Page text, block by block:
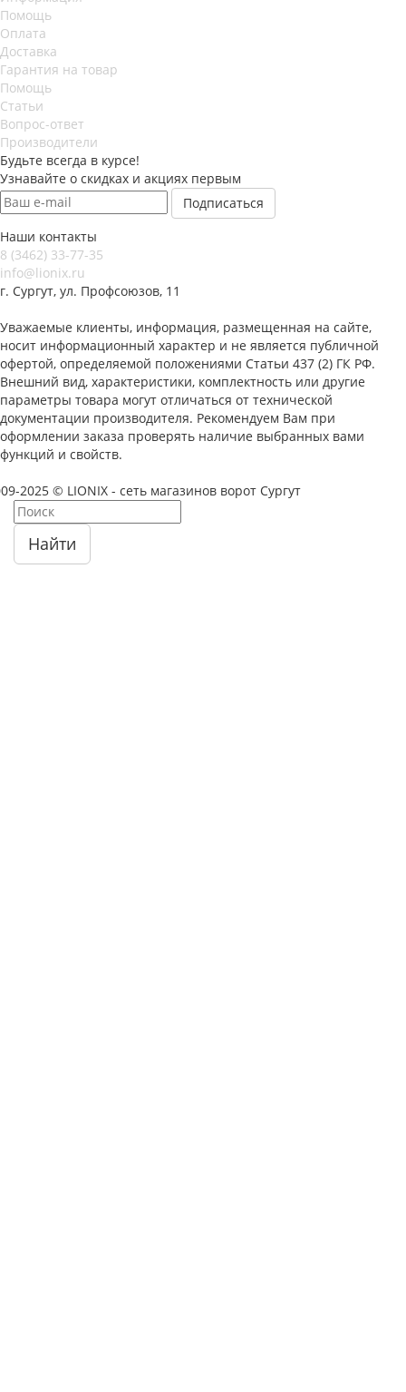
Помощь
Оплата
Доставка
Гарантия на товар
Помощь
Статьи
Вопрос-ответ
Производители
Будьте всегда в курсе!
Узнавайте о скидках и акциях первым
Наши контакты
8 (3462) 33-77-35
info@lionix.ru
г. Сургут, ул. Профсоюзов, 11
Уважаемые клиенты, информация, размещенная на сайте,
носит информационный характер и не является публичной
офертой, определяемой положениями Статьи 437 (2) ГК РФ.
Внешний вид, характеристики, комплектность или другие
параметры товара могут отличаться от технической
документации производителя. Рекомендуем Вам при
оформлении заказа проверять наличие выбранных вами
функций и свойств.
2025 © LIONIX - сеть магазинов ворот Сургут
Найти